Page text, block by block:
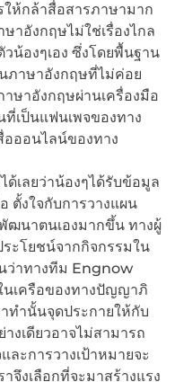
ให้กล้าสื่อสารภาษามาก
าอังกฤษไม่ใช่เรื่องไกล
วน้องๆเอง ซึ่งโดยพื้นฐาน
ภาษาอังกฤษที่ไม่ค่อย
ษาอังกฤษผ่านเครื่องมือ
เป็นแฟนเพจของทาง
อออนไลน์ของทาง
เลยว่าน้องๆได้รับข้อมูล
ตั้งใจกับการวางแผน
ฒนาตนเองมากขึ้น ทางผู้
ระโยชน์จากกิจกรรมใน
ว่าทางทีม Engnow
นเครือของทางปัญญาภิ
าทำนั้นจุดประกายให้กับ
งเดียวอาจไม่สามารถ
ละการวางเป้าหมายจะ
จึงเลือกที่จะมาสร้างแรง